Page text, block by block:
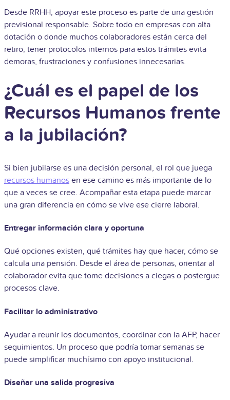
Desde RRHH, apoyar este proceso es parte de una gestión
previsional responsable. Sobre todo en empresas con alta
dotación o donde muchos colaboradores están cerca del
retiro, tener protocolos internos para estos trámites evita
demoras, frustraciones y confusiones innecesarias.
¿Cuál es el papel de los
Recursos Humanos frente
a la jubilación?
Si bien jubilarse es una decisión personal, el rol que juega
recursos humanos en ese camino es más importante de lo
que a veces se cree. Acompañar esta etapa puede marcar
una gran diferencia en cómo se vive ese cierre laboral.
Entregar información clara y oportuna
Qué opciones existen, qué trámites hay que hacer, cómo se
calcula una pensión. Desde el área de personas, orientar al
colaborador evita que tome decisiones a ciegas o postergue
procesos clave.
Facilitar lo administrativo
Ayudar a reunir los documentos, coordinar con la AFP, hacer
seguimientos. Un proceso que podría tomar semanas se
puede simplificar muchísimo con apoyo institucional.
Diseñar una salida progresiva